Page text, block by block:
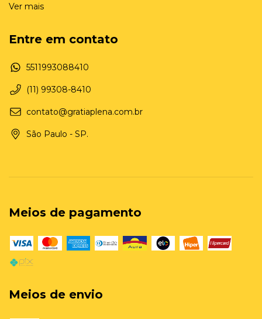
Ver mais
Entre em contato
5511993088410
(11) 99308-8410
contato@gratiaplena.com.br
São Paulo - SP.
Meios de pagamento
Meios de envio